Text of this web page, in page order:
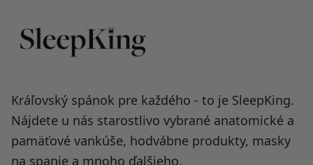
Kráľovský spánok pre každého - to je SleepKing.
Nájdete u nás starostlivo vybrané anatomické a
pamäťové vankúše, hodvábne produkty, masky
na spanie a mnoho ďalšieho.